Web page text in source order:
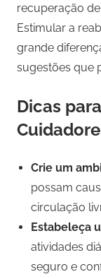
recuperação
Estimular a
grande
sugestões que
Dicas
Crie um
possam
circulação
Estabeleça
atividades
seguro e